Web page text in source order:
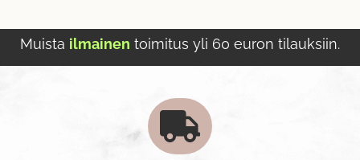
Muista ilmainen toimitus yli 60 euron tilauksiin.